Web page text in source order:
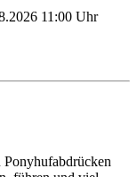
11:00 Uhr